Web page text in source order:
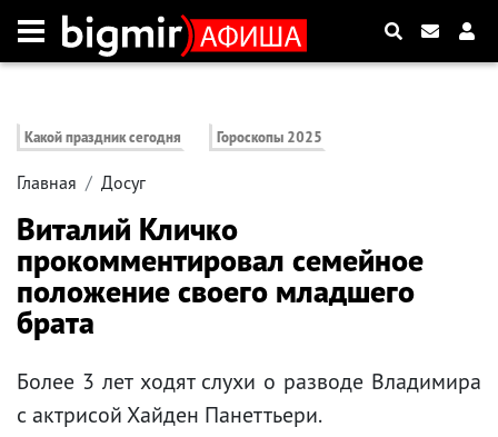
Какой праздник сегодня Гороскопы 2025
Главная Досуг
Виталий Кличко
прокомментировал семейное
положение своего младшего
брата
Более 3 лет ходят слухи о разводе Владимира
с актрисой Хайден Панеттьери.